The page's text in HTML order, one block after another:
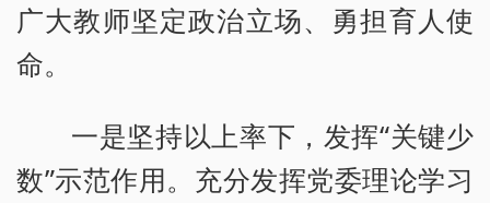
广大教师坚定政治立场、勇担育人使
命。
一是坚持以上率下，发挥“关键少
数”示范作用。充分发挥党委理论学习